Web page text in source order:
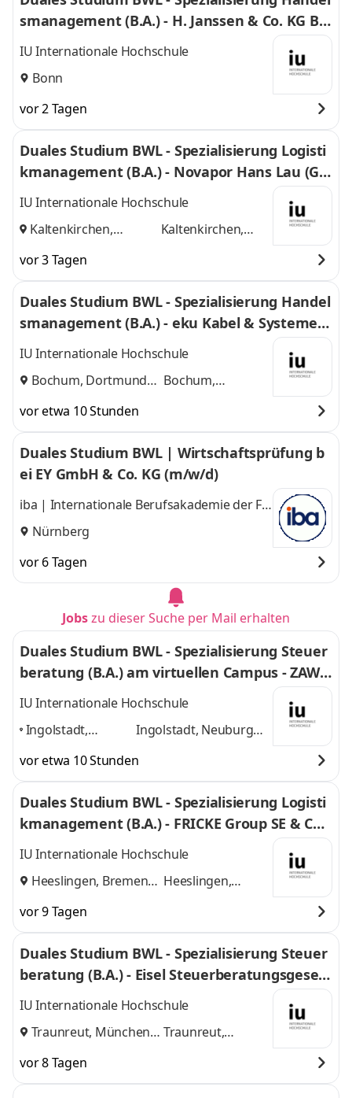
smanagement (B.A.) - H. Janssen & Co. KG Bo
nn
IU Internationale Hochschule
Bonn
vor 2 Tagen
Duales Studium BWL - Spezialisierung Logisti
kmanagement (B.A.) - Novapor Hans Lau (G
mbH & Co) KG
IU Internationale Hochschule
Kaltenkirchen,
Kaltenkirchen,
vor 3 Tagen
Duales Studium BWL - Spezialisierung Handel
smanagement (B.A.) - eku Kabel & Systeme G
mbH & Co. KG
IU Internationale Hochschule
Bochum, Dortmund
Bochum,
vor etwa 10 Stunden
Duales Studium BWL | Wirtschaftsprüfung b
ei EY GmbH & Co. KG (m/w/d)
iba | Internationale Berufsakademie der F +
U Unternehmensgruppe gGmbH
Nürnberg
vor 6 Tagen
Jobszu dieser Suche per Mail erhalten
Duales Studium BWL - Spezialisierung Steuer
beratung (B.A.) am virtuellen Campus - ZAWI-
Treuhand
IU Internationale Hochschule
Ingolstadt,
Donau, Rain am
Lech, Home-
Office,
Ingolstadt, Neuburg
Lech, Home-Office
1 weitere
vor etwa 10 Stunden
Duales Studium BWL - Spezialisierung Logisti
kmanagement (B.A.) - FRICKE Group SE & Co.
KG
IU Internationale Hochschule
Heeslingen, Bremen
Heeslingen,
vor 9 Tagen
Duales Studium BWL - Spezialisierung Steuer
beratung (B.A.) - Eisel Steuerberatungsgesell
schaft mbH & Co. KG
IU Internationale Hochschule
Traunreut, München
Traunreut,
vor 8 Tagen